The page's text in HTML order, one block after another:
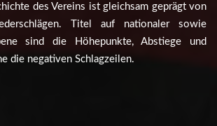
des Vereins ist gleichsam geprägt von
Titel auf nationaler sowie
sind die Höhepunkte, Abstiege und
die negativen Schlagzeilen.